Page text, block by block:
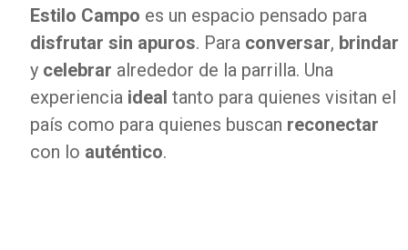
Estilo Campo es un espacio pensado para
disfrutar sin apuros. Para conversar, brindar
y celebrar alrededor de la parrilla. Una
experiencia ideal tanto para quienes visitan el
país como para quienes buscan reconectar
con lo auténtico.